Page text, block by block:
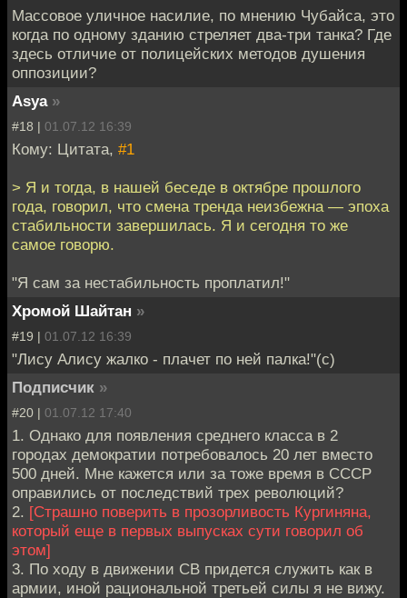
Массовое уличное насилие, по мнению Чубайса, это
когда по одному зданию стреляет два-три танка? Где
здесь отличие от полицейских методов душения
оппозиции?
Asya »
#18 | 01.07.12 16:39
Кому: Цитата, #1
> Я и тогда, в нашей беседе в октябре прошлого
года, говорил, что смена тренда неизбежна — эпоха
стабильности завершилась. Я и сегодня то же
самое говорю.
"Я сам за нестабильность проплатил!"
Хромой Шайтан »
#19 | 01.07.12 16:39
"Лису Алису жалко - плачет по ней палка!"(с)
Подписчик »
#20 | 01.07.12 17:40
1. Однако для появления среднего класса в 2
городах демократии потребовалось 20 лет вместо
500 дней. Мне кажется или за тоже время в СССР
оправились от последствий трех революций?
2. [Страшно поверить в прозорливость Кургиняна,
который еще в первых выпусках сути говорил об
этом]
3. По ходу в движении СВ придется служить как в
армии, иной рациональной третьей силы я не вижу.